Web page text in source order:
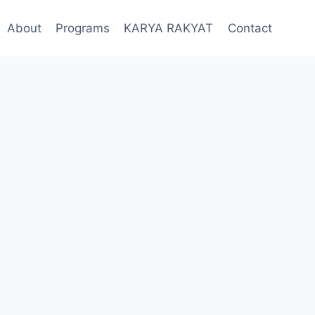
About Programs KARYA RAKYAT Contact